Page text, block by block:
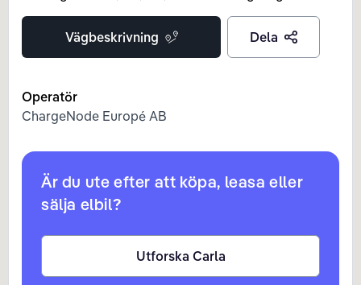
Vägbeskrivning Dela
Operatör
ChargeNode Europé AB
Är du ute efter att köpa, leasa eller
sälja elbil?
Utforska Carla